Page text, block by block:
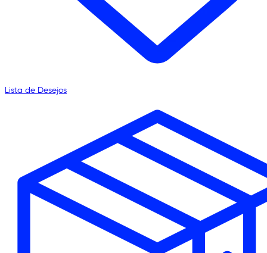
Lista de Desejos